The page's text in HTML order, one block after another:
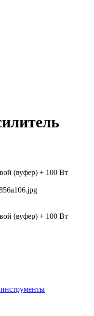
(вуфер) + 100 Вт
(вуфер) + 100 Вт